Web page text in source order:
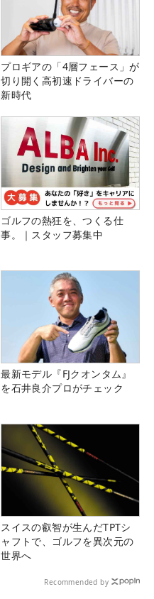
プロギアの「4層フェース」が
切り開く高初速ドライバーの
新時代
ゴルフの熱狂を、つくる仕
事。｜スタッフ募集中
最新モデル『FJクオンタム』
を石井良介プロがチェック
スイスの叡智が生んだTPTシ
ャフトで、ゴルフを異次元の
世界へ
Recommended by